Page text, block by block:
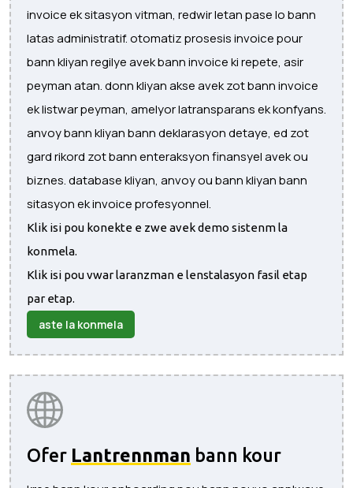
invoice ek sitasyon vitman, redwir letan pase lo bann
latas administratif. otomatiz prosesis invoice pour
bann kliyan regilye avek bann invoice ki repete, asir
peyman atan. donn kliyan akse avek zot bann invoice
ek listwar peyman, amelyor latransparans ek konfyans.
anvoy bann kliyan bann deklarasyon detaye, ed zot
gard rikord zot bann enteraksyon finansyel avek ou
biznes. database kliyan, anvoy ou bann kliyan bann
sitasyon ek invoice profesyonnel.
Klik isi pou konekte e zwe avek demo sistenm la
konmela.
Klik isi pou vwar laranzman e lenstalasyon fasil etap
par etap.
aste la konmela
Ofer Lantrennman bann kour